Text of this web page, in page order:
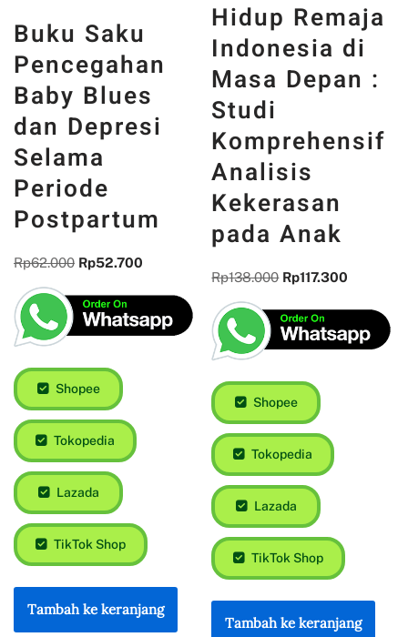
Buku Saku
Pencegahan
Baby Blues
dan Depresi
Selama
Periode
Postpartum
Rp62.000 Rp52.700
Shopee
Tokopedia
Pemberdayaan
dan Citra
Hidup Remaja
Indonesia di
Masa Depan :
Studi
Komprehensif
Analisis
Kekerasan
pada Anak
Rp138.000 Rp117.300
Shopee
Tokopedia